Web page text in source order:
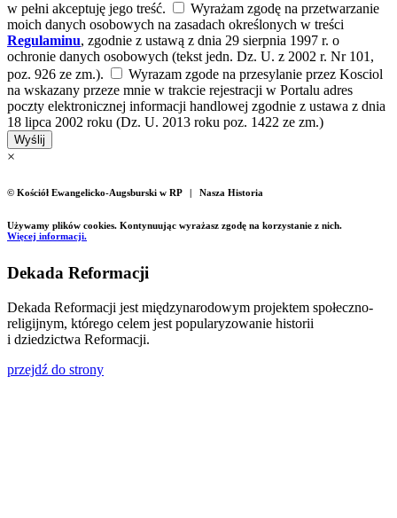
w pełni akceptuję jego treść.
Wyrażam zgodę na przetwarzanie
moich danych osobowych na zasadach określonych w treści
Regulaminu, zgodnie z ustawą z dnia 29 sierpnia 1997 r. o
ochronie danych osobowych (tekst jedn. Dz. U. z 2002 r. Nr 101,
poz. 926 ze zm.).
Wyrazam zgode na przesylanie przez Kosciol
na wskazany przeze mnie w trakcie rejestracji w Portalu adres
poczty elektronicznej informacji handlowej zgodnie z ustawa z dnia
18 lipca 2002 roku (Dz. U. 2013 roku poz. 1422 ze zm.)
Wyślij
×
© Kościół Ewangelicko-Augsburski w RP | Nasza Historia
Używamy plików cookies. Kontynuując wyrażasz zgodę na korzystanie z nich.
Więcej informacji.
Dekada Reformacji
Dekada Reformacji jest międzynarodowym projektem społeczno-
religijnym, którego celem jest popularyzowanie historii
i dziedzictwa Reformacji.
przejdź do strony